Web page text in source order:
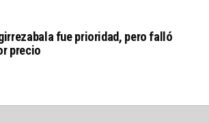
fue prioridad, pero falló
precio